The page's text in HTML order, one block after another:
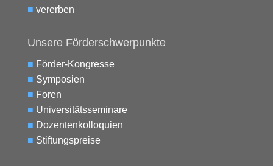
■ vererben
Unsere Förderschwerpunkte
■ Förder-Kongresse
■ Symposien
■ Foren
■ Universitätsseminare
■ Dozentenkolloquien
■ Stiftungspreise